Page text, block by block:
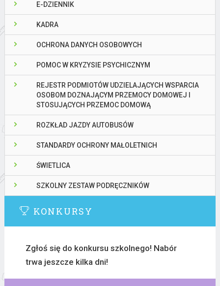
E-DZIENNIK
KADRA
OCHRONA DANYCH OSOBOWYCH
POMOC W KRYZYSIE PSYCHICZNYM
REJESTR PODMIOTÓW UDZIELAJĄCYCH WSPARCIA
OSOBOM DOZNAJĄCYM PRZEMOCY DOMOWEJ I
STOSUJĄCYCH PRZEMOC DOMOWĄ
ROZKŁAD JAZDY AUTOBUSÓW
STANDARDY OCHRONY MAŁOLETNICH
ŚWIETLICA
SZKOLNY ZESTAW PODRĘCZNIKÓW
KONKURSY
Zgłoś się do konkursu szkolnego! Nabór
trwa jeszcze kilka dni!